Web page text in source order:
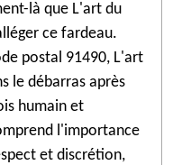
là que L'art du
ce fardeau.
postal 91490, L'art
le débarras après
humain et
l'importance
et discrétion,